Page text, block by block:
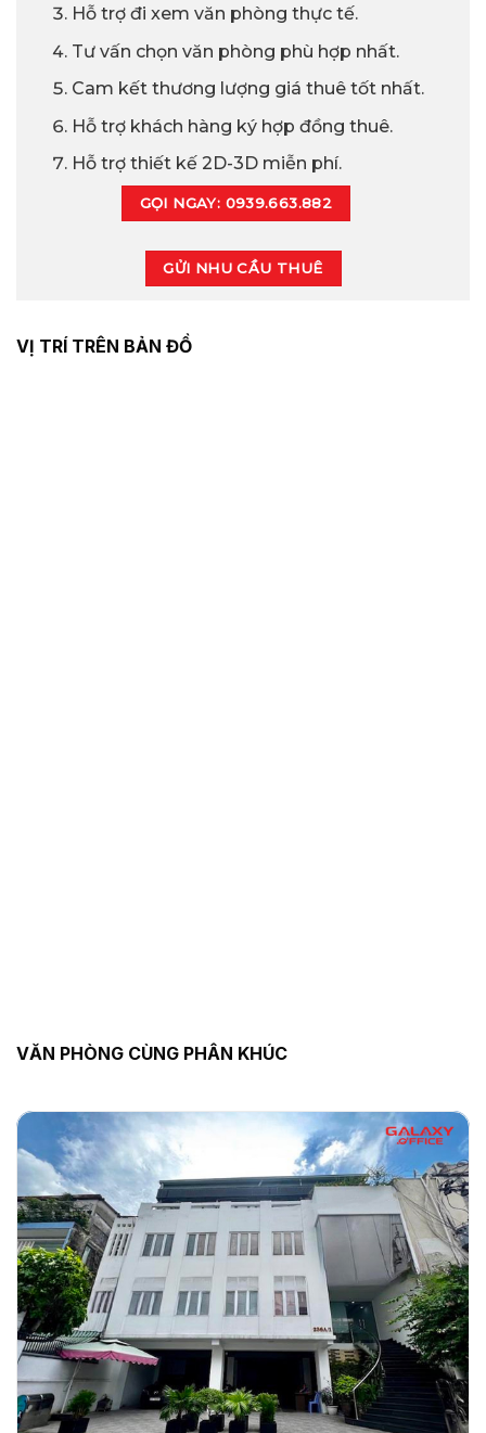
Hỗ trợ đi xem văn phòng thực tế.
Tư vấn chọn văn phòng phù hợp nhất.
Cam kết thương lượng giá thuê tốt nhất.
Hỗ trợ khách hàng ký hợp đồng thuê.
Hỗ trợ thiết kế 2D-3D miễn phí.
GỌI NGAY: 0939.663.882
GỬI NHU CẦU THUÊ
VỊ TRÍ TRÊN BẢN ĐỒ
VĂN PHÒNG CÙNG PHÂN KHÚC